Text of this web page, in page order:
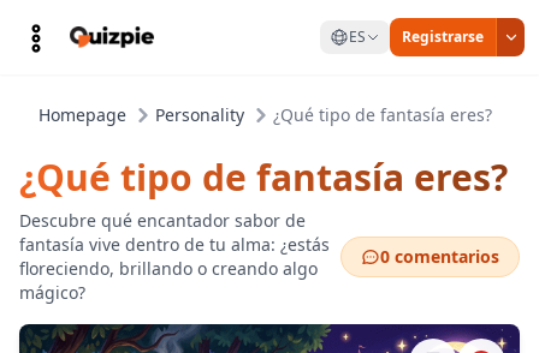
ES Registrarse
Homepage Personality ¿Qué tipo de fantasía eres?
¿Qué tipo de fantasía eres?
Descubre qué encantador sabor de
fantasía vive dentro de tu alma: ¿estás
floreciendo, brillando o creando algo
mágico?
0 comentarios